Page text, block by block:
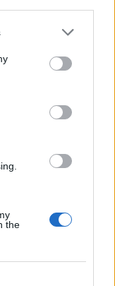
the
κέρδη 313 εκατ. ευρώ
και Novibet
σειρά δεικτών